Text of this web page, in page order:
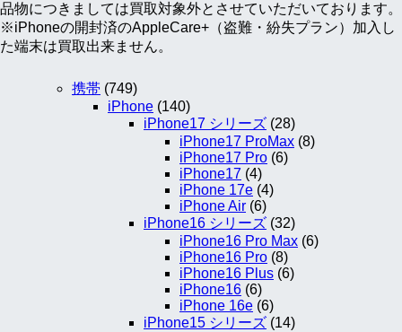
品物につきましては買取対象外とさせていただいております。
※iPhoneの開封済のAppleCare+（盗難・紛失プラン）加入し
た端末は買取出来ません。
携帯 (749)
iPhone (140)
iPhone17 シリーズ (28)
iPhone17 ProMax (8)
iPhone17 Pro (6)
iPhone17 (4)
iPhone 17e (4)
iPhone Air (6)
iPhone16 シリーズ (32)
iPhone16 Pro Max (6)
iPhone16 Pro (8)
iPhone16 Plus (6)
iPhone16 (6)
iPhone 16e (6)
iPhone15 シリーズ (14)